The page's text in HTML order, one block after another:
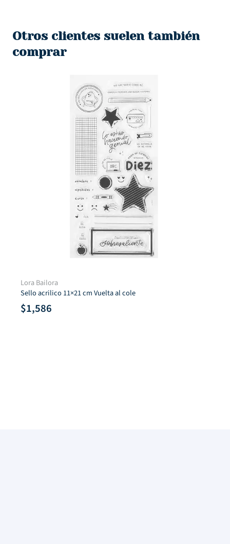
era:
$567.
es:
$120.
Otros clientes suelen también
comprar
Lora Bailora
Sello acrilico 11×21 cm Vuelta al cole
$1,586